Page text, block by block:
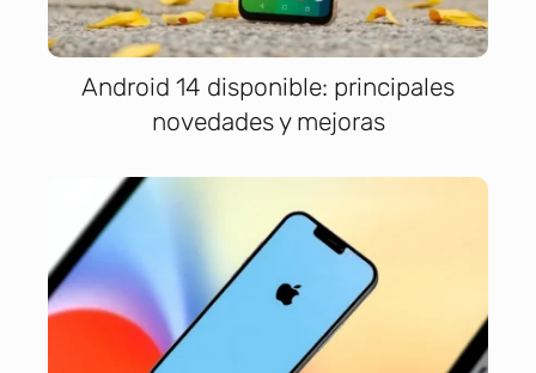
Android 14 disponible: principales
novedades y mejoras